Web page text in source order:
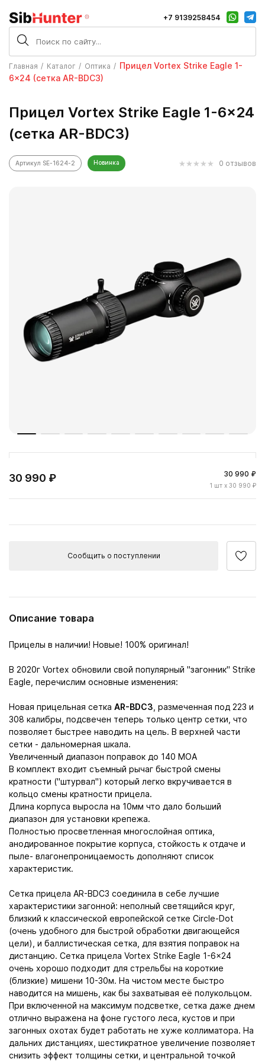
+7 9139258454
Главная Каталог Оптика
Прицел Vortex Strike Eagle 1-
6x24 (сетка AR-BDC3)
Прицел Vortex Strike Eagle 1-6x24
(сетка AR-BDC3)
Артикул SE-1624-2 Новинка 0 отзывов
30 990 ₽ 30 990 ₽
1 шт x 30 990 ₽
Сообщить о поступлении
Описание товара
Прицелы в наличии! Новые! 100% оригинал!
В 2020г Vortex обновили свой популярный "загонник" Strike
Eagle, перечислим основные изменения:
Новая прицельная сетка AR-BDC3 , размеченная под 223 и
308 калибры, подсвечен теперь только центр сетки, что
позволяет быстрее наводить на цель. В верхней части
сетки - дальномерная шкала.
Увеличенный диапазон поправок до 140 МОА
В комплект входит съемный рычаг быстрой смены
кратности ("штурвал") который легко вкручивается в
кольцо смены кратности прицела.
Длина корпуса выросла на 10мм что дало больший
диапазон для установки крепежа.
Полностью просветленная многослойная оптика,
анодированное покрытие корпуса, стойкость к отдаче и
пыле- влагонепроницаемость дополняют список
характеристик.
Сетка прицела AR-BDC3 соединила в себе лучшие
характеристики загонной: неполный светящийся круг,
близкий к классической европейской сетке Circle-Dot
(очень удобного для быстрой обработки двигающейся
цели), и баллистическая сетка, для взятия поправок на
дистанцию. Сетка прицела Vortex Strike Eagle 1-6×24
очень хорошо подходит для стрельбы на короткие
(близкие) мишени 10-30м. На чистом месте быстро
наводится на мишень, как бы захватывая её полукольцом.
При включенной на максимум подсветке, сетка даже днем
отлично выражена на фоне густого леса, кустов и при
загонных охотах будет работать не хуже коллиматора. На
дальних дистанциях, шестикратное увеличение позволяет
снизить эффект толщины сетки, и центральной точкой